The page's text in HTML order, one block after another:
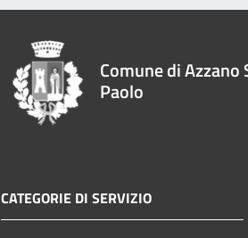
Comune di Azzano
Paolo
CATEGORIE DI SERVIZIO